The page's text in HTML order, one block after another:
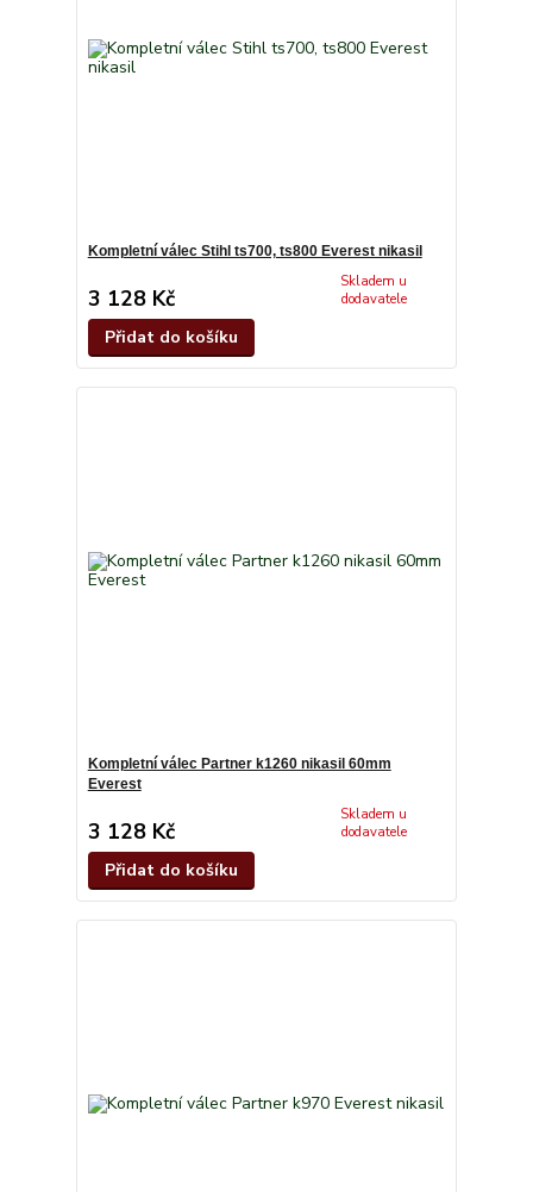
Kompletní válec Stihl ts700, ts800 Everest nikasil
3 128 Kč
Skladem u
dodavatele
Přidat do košíku
Kompletní válec Partner k1260 nikasil 60mm
Everest
3 128 Kč
Skladem u
dodavatele
Přidat do košíku